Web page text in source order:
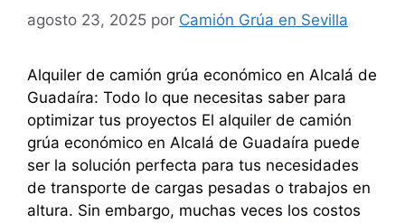
agosto 23, 2025 por Camión Grúa en Sevilla
Alquiler de camión grúa económico en Alcalá de
Guadaíra: Todo lo que necesitas saber para
optimizar tus proyectos El alquiler de camión
grúa económico en Alcalá de Guadaíra puede
ser la solución perfecta para tus necesidades
de transporte de cargas pesadas o trabajos en
altura. Sin embargo, muchas veces los costos